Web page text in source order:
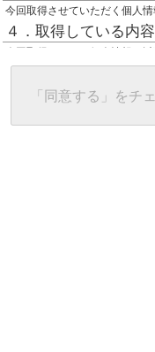
今回取得させていただく個人
４．取得している内
今回取得している個人情報は
任意の名前
グローバルIPアドレス
接続ホスト情報
５．個人情報に関す
「同意する」をチ